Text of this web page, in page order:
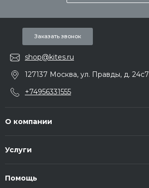
Заказать звонок
shop@kites.ru
127137 Москва, ул. Правды, д. 24с7
+74956331555
О компании
Услуги
Помощь